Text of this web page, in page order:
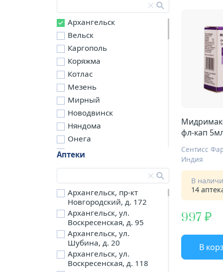
Архангельск
Вельск
Каргополь
Коряжма
Котлас
Мезень
Мирный
Новодвинск
Няндома
Онега
Северодвинск
д. Бережная
д. Петариха
д. Согра
п. Березник
п. Боброво
п. Вычегодский
п. Двинской,
Аптеки
Архангельск, пр-кт
Новгородский, д. 172
Архангельск, ул.
Воскресенская, д. 95
Архангельск, ул.
Шубина, д. 20
Архангельск, ул.
Воскресенская, д. 118
фл-кап
Сентисс
Индия
В
14
997
В